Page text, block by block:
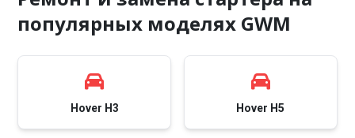
популярных моделях GWM
Hover H3 Hover H5